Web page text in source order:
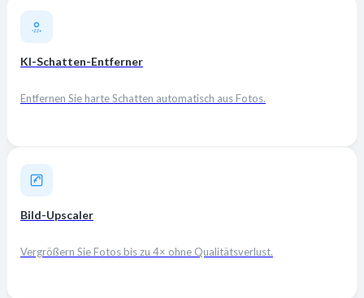
KI-Schatten-Entferner
Entfernen Sie harte Schatten automatisch aus Fotos.
Bild-Upscaler
Vergrößern Sie Fotos bis zu 4× ohne Qualitätsverlust.